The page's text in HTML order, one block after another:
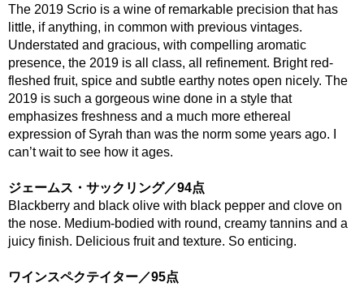
The 2019 Scrio is a wine of remarkable precision that has
little, if anything, in common with previous vintages.
Understated and gracious, with compelling aromatic
presence, the 2019 is all class, all refinement. Bright red-
fleshed fruit, spice and subtle earthy notes open nicely. The
2019 is such a gorgeous wine done in a style that
emphasizes freshness and a much more ethereal
expression of Syrah than was the norm some years ago. I
can’t wait to see how it ages.
ジェームス・サックリング／94点
Blackberry and black olive with black pepper and clove on
the nose. Medium-bodied with round, creamy tannins and a
juicy finish. Delicious fruit and texture. So enticing.
ワインスペクテイター／95点